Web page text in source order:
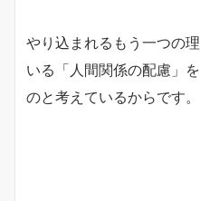
やり込まれるもう一つの
いる「人間関係の配慮」
のと考えているからです。